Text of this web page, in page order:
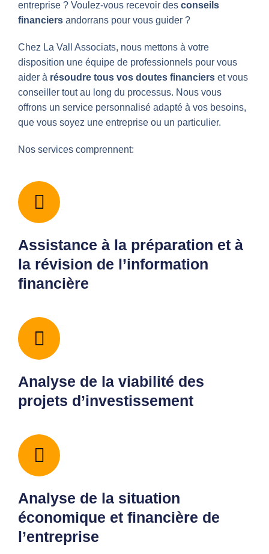
entreprise ? Voulez-vous recevoir des conseils
financiers andorrans pour vous guider ?
Chez La Vall Associats, nous mettons à votre
disposition une équipe de professionnels pour vous
aider à résoudre tous vos doutes financiers et vous
conseiller tout au long du processus. Nous vous
offrons un service personnalisé adapté à vos besoins,
que vous soyez une entreprise ou un particulier.
Nos services comprennent:
Assistance à la préparation et à
la révision de l’information
financière
Analyse de la viabilité des
projets d’investissement
Analyse de la situation
économique et financière de
l’entreprise